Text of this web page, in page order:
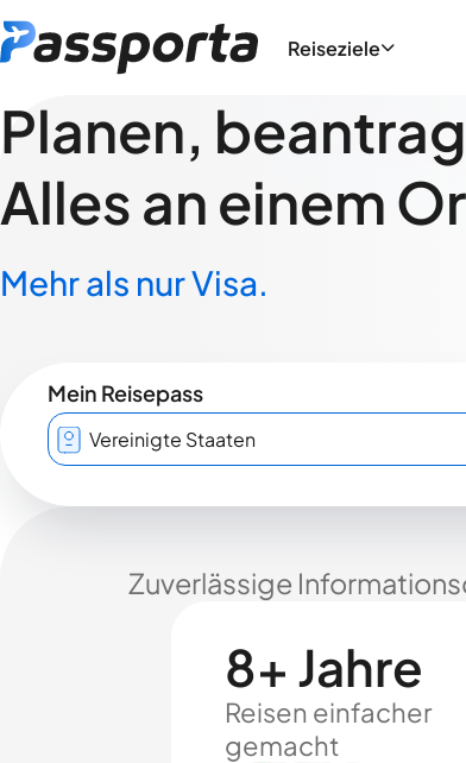
Reiseziele
Planen,
Alles an einem
Mehr als nur Visa.
Mein Reisepass
Zuverlässige
8+ Jahre
Reisen einfacher
gemacht